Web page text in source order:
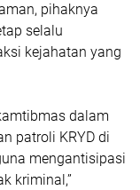
pihaknya
selalu
kejahatan yang
dalam
patroli KRYD di
mengantisipasi
kriminal,”